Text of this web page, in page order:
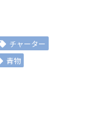
チャーター
青物